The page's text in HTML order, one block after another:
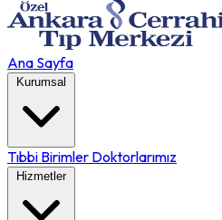
Ana Sayfa
Kurumsal
Tıbbi Birimler Doktorlarımız
Hizmetler